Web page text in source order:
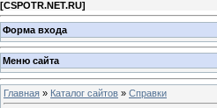
[CSPOTR.NET.RU]
Форма входа
Меню сайта
Главная » Каталог сайтов » Справки